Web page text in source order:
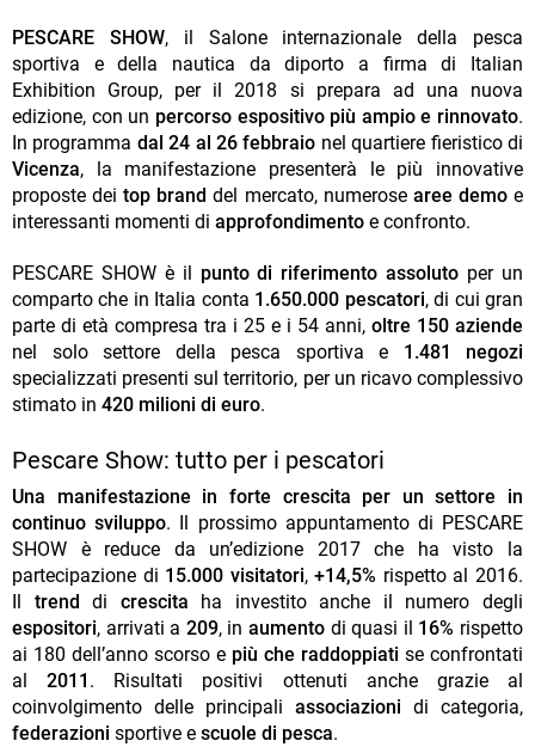
PESCARE SHOW, il Salone internazionale della pesca
sportiva e della nautica da diporto a firma di Italian
Exhibition Group, per il 2018 si prepara ad una nuova
edizione, con un percorso espositivo più ampio e rinnovato.
In programma dal 24 al 26 febbraio nel quartiere fieristico di
Vicenza, la manifestazione presenterà le più innovative
proposte deitop brand del mercato, numerose aree demoe
interessanti momenti di approfondimento e confronto.
PESCARE SHOW è il punto di riferimento assoluto per un
comparto che in Italia conta 1.650.000 pescatori, di cui gran
parte di età compresa tra i 25 e i 54 anni, oltre 150 aziende
nel solo settore della pesca sportiva e 1.481
negozi
specializzati presenti sul territorio, per un ricavo complessivo
stimato in 420 milioni di euro.
Pescare Show: tutto per i pescatori
Una manifestazione in forte crescita per un settore in
continuo sviluppo. Il prossimo appuntamento di PESCARE
SHOW è reduce da un’edizione 2017 che ha visto la
partecipazione di 15.000 visitatori,+14,5% rispetto al 2016.
trend di crescita ha investito anche il numero degli
espositori, arrivati a 209, inaumento di quasi il 16% rispetto
ai 180 dell’anno scorso e più che raddoppiati se confrontati
al2011 . Risultati positivi ottenuti anche grazie al
coinvolgimento delle principali associazioni di categoria,
federazioni sportive e scuole di pesca.